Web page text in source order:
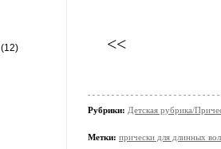
(12)
<<
Рубрики: Детская рубрика/
Метки: прически для длинных